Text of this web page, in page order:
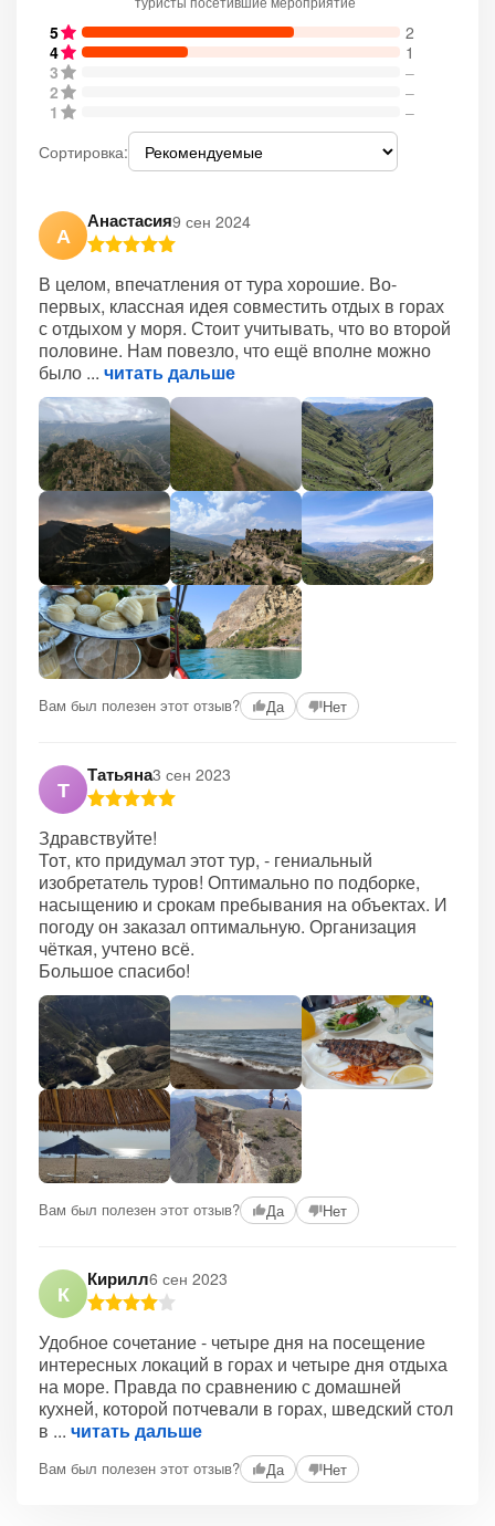
5
2
4
1
3
–
2
–
1
–
Сортировка:
А
Анастасия9 сен 2024
В целом, впечатления от тура хорошие. Во-
первых, классная идея совместить отдых в горах
с отдыхом у моря. Стоит учитывать, что во второй
половине. Нам повезло, что ещё вполне можно
было
читать дальше
Вам был полезен этот отзыв? Да Нет
Т
Татьяна3 сен 2023
Здравствуйте!
Тот, кто придумал этот тур, - гениальный
изобретатель туров! Оптимально по подборке,
насыщению и срокам пребывания на объектах. И
погоду он заказал оптимальную. Организация
чёткая, учтено всё.
Большое спасибо!
Вам был полезен этот отзыв? Да Нет
К
Кирилл6 сен 2023
Удобное сочетание - четыре дня на посещение
интересных локаций в горах и четыре дня отдыха
на море. Правда по сравнению с домашней
кухней, которой потчевали в горах, шведский стол
в
читать дальше
Вам был полезен этот отзыв? Да Нет